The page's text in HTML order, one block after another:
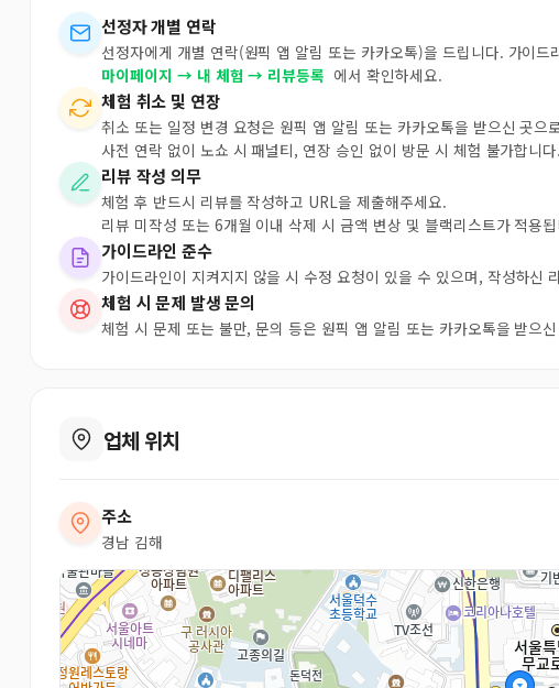
선정자 개별 연락
선정자에게 개별 연락(원픽 앱 알림 또는 카카오톡)을 드립니다. 가이
마이페이지 → 내 체험 → 리뷰등록 에서 확인하세요.
체험 취소 및 연장
취소 또는 일정 변경 요청은 원픽 앱 알림 또는 카카오톡을 받으신 곳으
사전 연락 없이 노쇼 시 패널티, 연장 승인 없이 방문 시 체험 불가합니다.
리뷰 작성 의무
체험 후 반드시 리뷰를 작성하고 URL을 제출해주세요.
리뷰 미작성 또는 6개월 이내 삭제 시 금액 변상 및 블랙리스트가 적용
가이드라인 준수
가이드라인이 지켜지지 않을 시 수정 요청이 있을 수 있으며, 작성하신
체험 시 문제 발생 문의
체험 시 문제 또는 불만, 문의 등은 원픽 앱 알림 또는 카카오톡을 받으
업체 위치
주소
경남 김해